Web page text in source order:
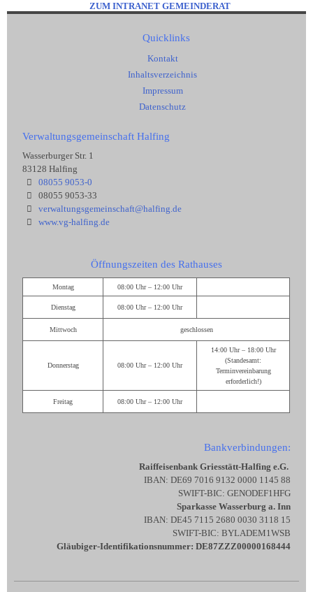
ZUM INTRANET GEMEINDERAT
Quicklinks
Kontakt
Inhaltsverzeichnis
Impressum
Datenschutz
Verwaltungsgemeinschaft Halfing
Wasserburger Str. 1
83128 Halfing
08055 9053-0
08055 9053-33
verwaltungsgemeinschaft@halfing.de
www.vg-halfing.de
Öffnungszeiten des Rathauses
Montag 08:00 Uhr – 12:00 Uhr
Dienstag 08:00 Uhr – 12:00 Uhr
Mittwoch geschlossen
Donnerstag 08:00 Uhr – 12:00 Uhr
14:00 Uhr – 18:00 Uhr
(Standesamt:
Terminvereinbarung
erforderlich!)
Freitag 08:00 Uhr – 12:00 Uhr
Bankverbindungen:
Raiffeisenbank Griesstätt-Halfing e.G.
IBAN: DE69 7016 9132 0000 1145 88
SWIFT-BIC: GENODEF1HFG
Sparkasse Wasserburg a. Inn
IBAN: DE45 7115 2680 0030 3118 15
SWIFT-BIC: BYLADEM1WSB
Gläubiger-Identifikationsnummer: DE87ZZZ00000168444